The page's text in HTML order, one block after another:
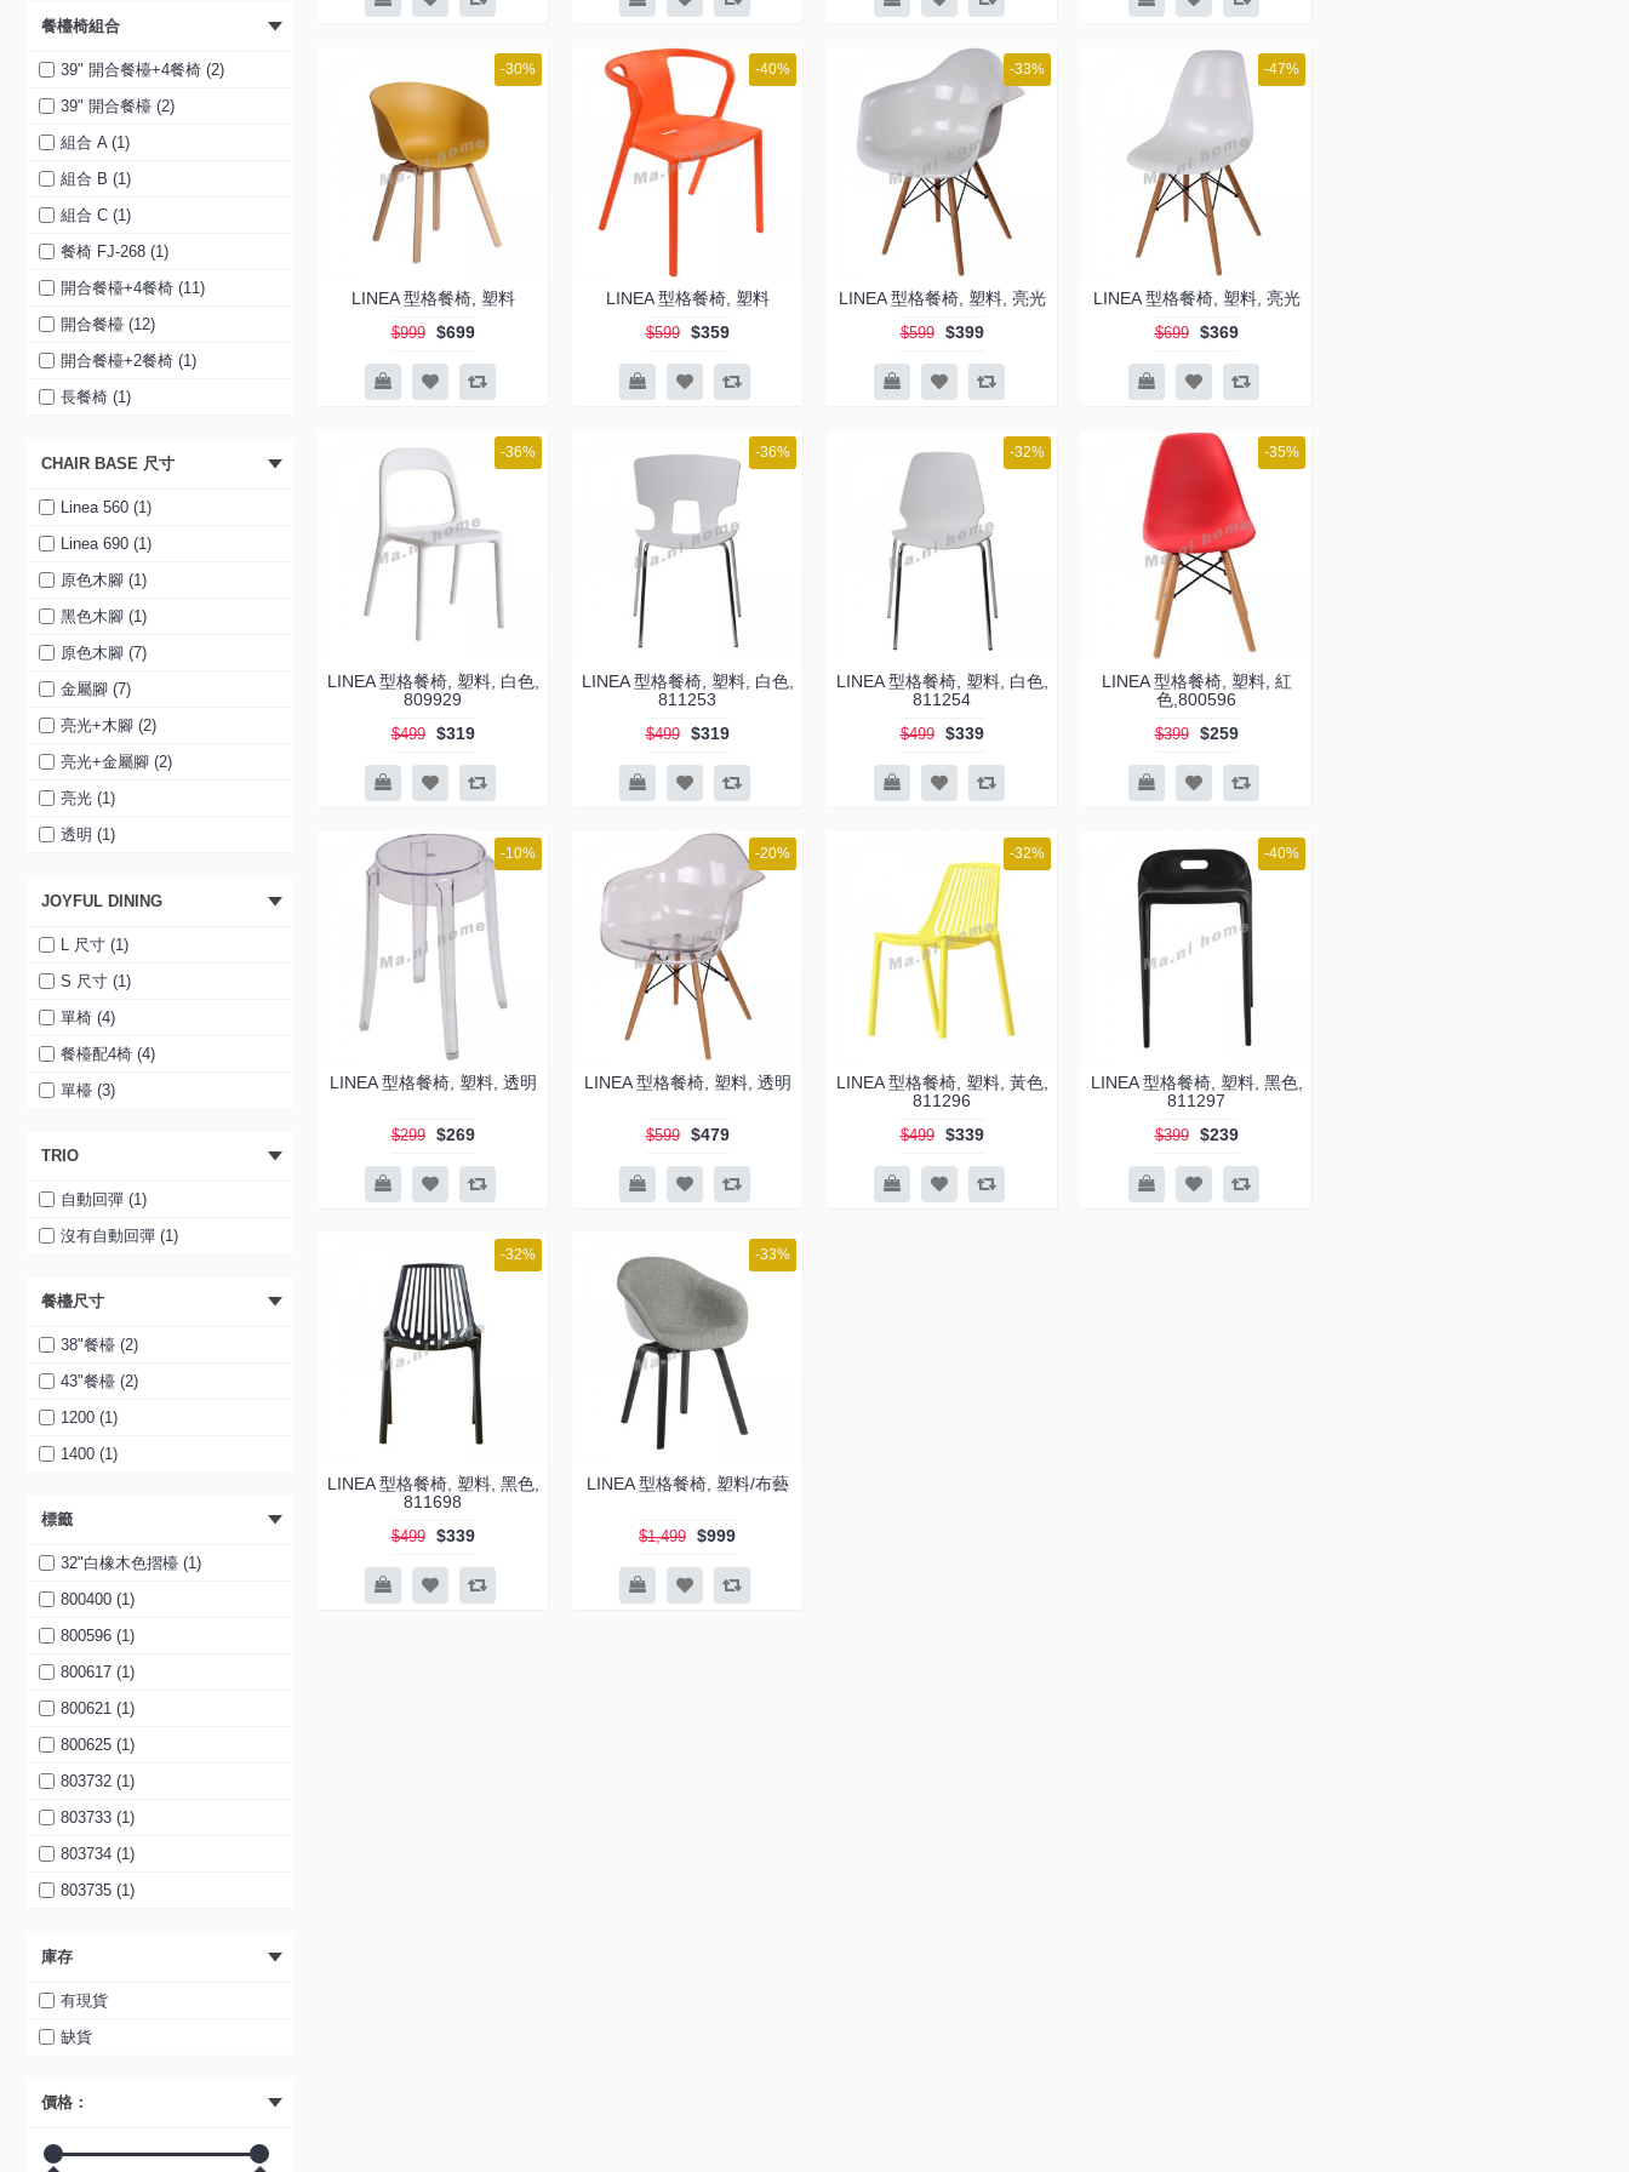
黑色 (1)
綠色 (1)
橙色 (1)
粉紅色 (1)
紅色 (1)
白色 (1)
藍色 (1)
藍色 (1)
黑色 (1)
黑色 (1)
黃色 (1)
粉紅色 (1)
粉紅色 (1)
白色 (1)
白色 (1)
紅色 (1)
紅色 (1)
灰色 (1)
灰色 (1)
透明 (1)
透明灰 (1)
透明黃 (1)
白色 (1)
黑色 (1)
黑色 (1)
紅色 (1)
橙色 (1)
白色 (1)
綠色 (1)
藍色 (1)
黑色 (1)
白色 (1)
綠色 (1)
藍色 (1)
黃色 (1)
黑色 (1)
白色 (1)
紅色 (1)
綠色 (1)
藍色 (1)
黃色 (1)
黑色 (1)
橙色 (1)
白色 (1)
粉紅色 (1)
紅色 (1)
綠色 (1)
黃色 (1)
黑色 (1)
橙色 (1)
紅色 (1)
餐檯椅組合
39" 開合餐檯+4餐椅 (2)
39" 開合餐檯 (2)
組合 A (1)
組合 B (1)
組合 C (1)
餐椅 FJ-268 (1)
開合餐檯+4餐椅 (11)
開合餐檯 (12)
開合餐檯+2餐椅 (1)
長餐椅 (1)
餐椅 (1)
開合餐檯+ 4 餐椅 (1)
開合餐檯+ 2 餐椅 (1)
餐椅 FJ-261B (3)
餐椅 FJ-267 (3)
餐椅 FJ-259V (3)
餐椅 FJ-259V 灰色 (2)
餐椅 FJ-259V 綠色 (2)
開合餐檯 (1)
開合餐檯+ 4 餐椅 FJ-261B (1)
開合餐檯+ 4 餐椅 FJ-267 (1)
開合餐檯+ 4 餐椅 FJ-255V_grey
開合餐檯 39" (1)
(1)
39" 開合餐檯+4餐椅 ( FJ-267 )
(1)
255V_grey ) (1)
39" 開合餐檯+4餐椅 ( FJ-
255V_green ) (1)
開合餐檯 (1)
開合餐檯+4餐椅 (1)
開合餐檯+2餐椅+長椅 (1)
CHAIR BASE 尺寸
Linea 560 (1)
Linea 690 (1)
原色木腳 (1)
黑色木腳 (1)
原色木腳 (7)
金屬腳 (7)
亮光+木腳 (2)
亮光+金屬腳 (2)
亮光 (1)
透明 (1)
透明+金屬腳 (1)
JOYFUL DINING
L 尺寸 (1)
S 尺寸 (1)
單椅 (4)
餐檯配4椅 (4)
單檯 (3)
TRIO
自動回彈 (1)
沒有自動回彈 (1)
餐檯尺寸
38"餐檯 (2)
43"餐檯 (2)
1200 (1)
1400 (1)
標籤
32"白橡木色摺檯 (1)
800400 (1)
800596 (1)
800617 (1)
800621 (1)
800625 (1)
803732 (1)
803733 (1)
803734 (1)
803735 (1)
803737 (1)
803762 (1)
803763 (1)
803765 (1)
803780 (1)
庫存
有現貨
缺貨
價格：
-30%
LINEA 型格餐椅, 塑料
$999 $699
-40%
LINEA 型格餐椅, 塑料
$599 $359
-33%
LINEA 型格餐椅, 塑料, 亮光
$599 $399
-47%
LINEA 型格餐椅, 塑料, 亮光
$699 $369
-36%
LINEA 型格餐椅, 塑料, 白色,
809929
$499 $319
-36%
LINEA 型格餐椅, 塑料, 白色,
811253
$499 $319
-32%
LINEA 型格餐椅, 塑料, 白色,
811254
$499 $339
-35%
LINEA 型格餐椅, 塑料, 紅
色,800596
$399 $259
-10%
LINEA 型格餐椅, 塑料, 透明
$299 $269
-20%
LINEA 型格餐椅, 塑料, 透明
$599 $479
-32%
LINEA 型格餐椅, 塑料, 黃色,
811296
$499 $339
-40%
LINEA 型格餐椅, 塑料, 黑色,
811297
$399 $239
-32%
LINEA 型格餐椅, 塑料, 黑色,
811698
$499 $339
-33%
LINEA 型格餐椅, 塑料/布藝
$1,499 $999